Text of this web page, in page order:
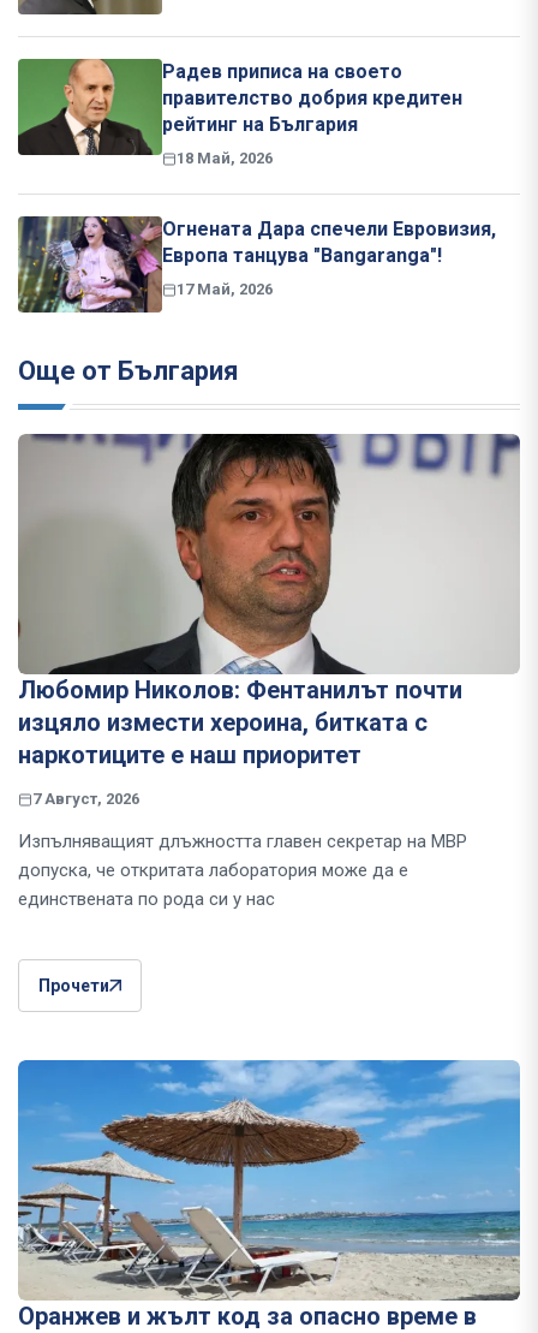
Радев приписа на своето
правителство добрия кредитен
рейтинг на България
18 Май, 2026
Огнената Дара спечели Евровизия,
Европа танцува "Bangaranga"!
17 Май, 2026
Още от България
Любомир Николов: Фентанилът почти
изцяло измести хероина, битката с
наркотиците е наш приоритет
7 Август, 2026
Изпълняващият длъжността главен секретар на МВР
допуска, че откритата лаборатория може да е
единствената по рода си у нас
Прочети
Оранжев и жълт код за опасно време в